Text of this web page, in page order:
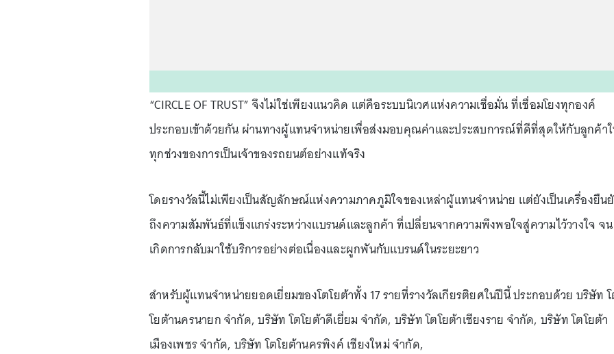
“CIRCLE OF TRUST” จึงไม่ใช่เพียงแนวคิด แต่คือระบบนิเวศแห่งความเชื่อมั่น ที่เชื่อมโยงทุกองค์
ประกอบเข้าด้วยกัน ผ่านทางผู้แทนจำหน่ายเพื่อส่งมอบคุณค่าและประสบการณ์ที่ดีที่สุดให้กับลูกค้า
ทุกช่วงของการเป็นเจ้าของรถยนต์อย่างแท้จริง
โดยรางวัลนี้ไม่เพียงเป็นสัญลักษณ์แห่งความภาคภูมิใจของเหล่าผู้แทนจำหน่าย แต่ยังเป็นเครื่องยืน
ถึงความสัมพันธ์ที่แข็งแกร่งระหว่างแบรนด์และลูกค้า ที่เปลี่ยนจากความพึงพอใจสู่ความไว้วางใจ จน
เกิดการกลับมาใช้บริการอย่างต่อเนื่องและผูกพันกับแบรนด์ในระยะยาว
สำหรับผู้แทนจำหน่ายยอดเยี่ยมของโตโยต้าทั้ง 17 รายที่รางวัลเกียรติยศในปีนี้ ประกอบด้วย บริษัท
โยต้านครนายก จำกัด, บริษัท โตโยต้าดีเยี่ยม จำกัด, บริษัท โตโยต้าเชียงราย จำกัด, บริษัท โตโยต้า
เมืองเพชร จำกัด, บริษัท โตโยต้านครพิงค์ เชียงใหม่ จำกัด,